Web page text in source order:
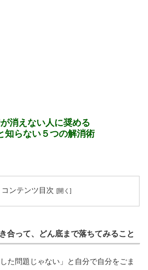
消えない人に奨める
知らない５つの解消術
コンテンツ目次
合って、どん底まで落ちてみること
た問題じゃない」と自分で自分をごま